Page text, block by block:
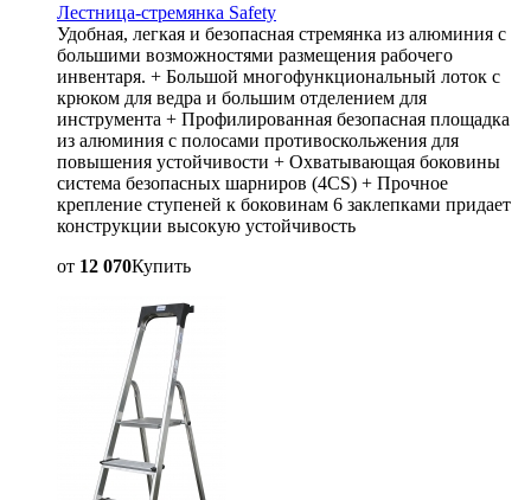
Лестница-стремянка Safety
Удобная, легкая и безопасная стремянка из алюминия с
большими возможностями размещения рабочего
инвентаря. + Большой многофункциональный лоток с
крюком для ведра и большим отделением для
инструмента + Профилированная безопасная площадка
из алюминия с полосами противоскольжения для
повышения устойчивости + Охватывающая боковины
система безопасных шарниров (4CS) + Прочное
крепление ступеней к боковинам 6 заклепками придает
конструкции высокую устойчивость
от 12 070Купить